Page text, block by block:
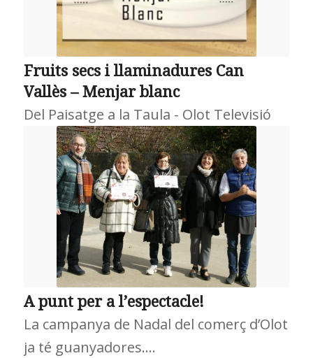
Fruits secs i llaminadures Can
Vallès – Menjar blanc
Del Paisatge a la Taula - Olot Televisió
A punt per a l’espectacle!
La campanya de Nadal del comerç d’Olot
ja té guanyadores.…